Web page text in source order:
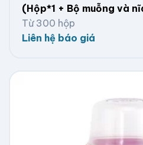
(Hộp*1 + Bộ muỗng và
Từ 300 hộp
Liên hệ báo giá